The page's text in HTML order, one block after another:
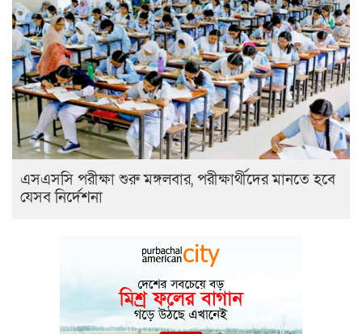
এসএসসি পরীক্ষা শুরু মঙ্গলবার, পরীক্ষার্থীদের মানতে হবে
যেসব নির্দেশনা